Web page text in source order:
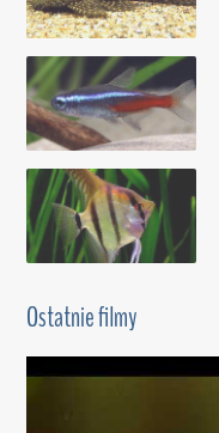
Ostatnie filmy